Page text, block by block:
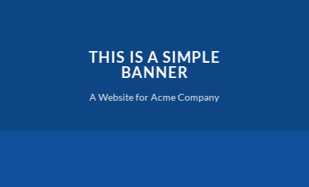
THIS IS A SIMPLE
BANNER
A Website for Acme Company